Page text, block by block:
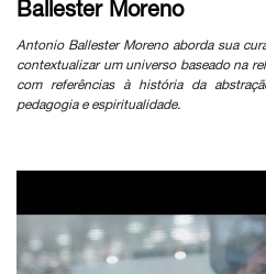
Ballester Moreno
Antonio Ballester Moreno aborda sua
contextualizar um universo baseado na
com referências à história da
pedagogia e espiritualidade.